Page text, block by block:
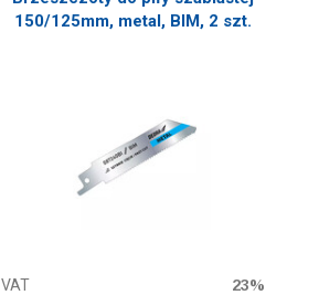
150/125mm, metal, BIM, 2 szt.
VAT
23%